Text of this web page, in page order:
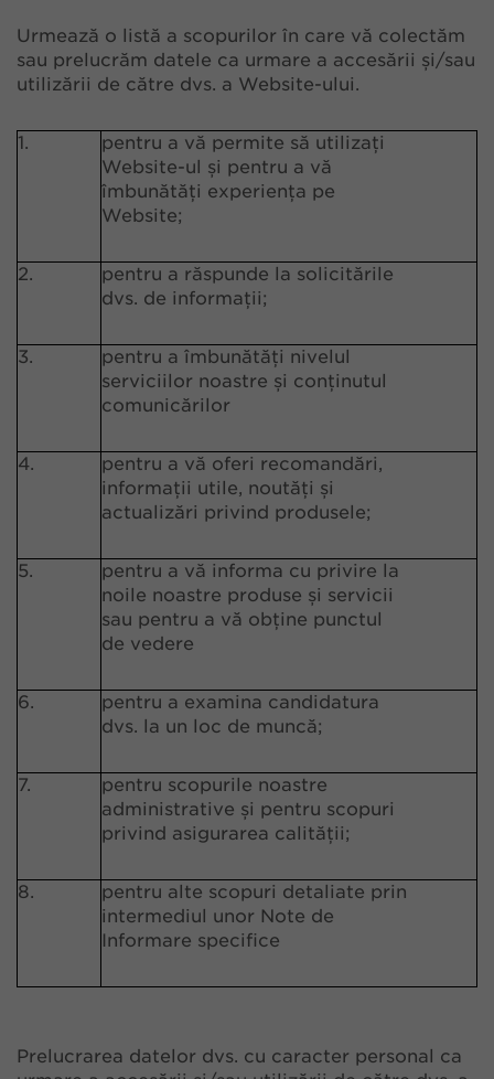
Urmează o listă a scopurilor în care vă colectăm
sau prelucrăm datele ca urmare a accesării și/sau
utilizării de către dvs. a Website-ului.
1.
pentru a vă permite să utilizați
Website-ul și pentru a vă
îmbunătăți experiența pe
Website;
2.
pentru a răspunde la solicitările
dvs. de informații;
3.
pentru a îmbunătăți nivelul
serviciilor noastre și conținutul
comunicărilor
4.
pentru a vă oferi recomandări,
informații utile, noutăți și
actualizări privind produsele;
5.
pentru a vă informa cu privire la
noile noastre produse și servicii
sau pentru a vă obține punctul
de vedere
6.
pentru a examina candidatura
dvs. la un loc de muncă;
7.
pentru scopurile noastre
administrative și pentru scopuri
privind asigurarea calității;
8.
pentru alte scopuri detaliate prin
intermediul unor Note de
Informare specifice
Prelucrarea datelor dvs. cu caracter personal ca